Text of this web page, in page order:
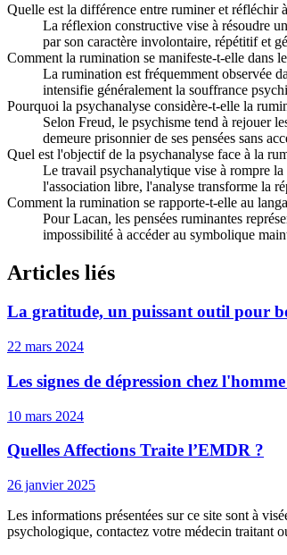
Quelle est la différence entre ruminer et réfléchir
La réflexion constructive vise à résoudre
par son caractère involontaire, répétitif et
Comment la rumination se manifeste-t-elle dans
La rumination est fréquemment observée
intensifie généralement la souffrance
Pourquoi la psychanalyse considère-t-elle la
Selon Freud, le psychisme tend à rejouer
demeure prisonnier de ses pensées sans
Quel est l'objectif de la psychanalyse face à la
Le travail psychanalytique vise à rompre la
l'association libre, l'analyse transforme la
Comment la rumination se rapporte-t-elle au
Pour Lacan, les pensées ruminantes
impossibilité à accéder au symbolique
Articles liés
La gratitude, un puissant outil pour
22 mars 2024
Les signes de dépression chez
10 mars 2024
Quelles Affections Traite l’EMDR ?
26 janvier 2025
Les informations présentées sur ce site sont à
psychologique, contactez votre médecin traitant